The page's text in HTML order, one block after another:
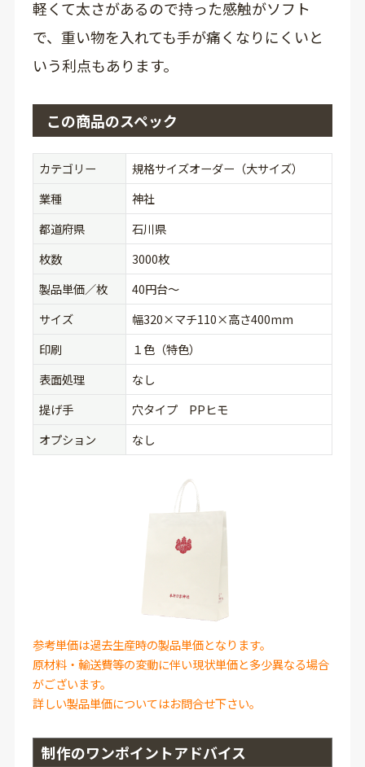
軽くて太さがあるので持った感触がソフト
で、重い物を入れても手が痛くなりにくいと
いう利点もあります。
この商品のスペック
カテゴリー
規格サイズオーダー（大サイズ）
業種
神社
都道府県
石川県
枚数
3000枚
製品単価／枚
40円台〜
サイズ
幅320×マチ110×高さ400mm
印刷
１色（特色）
表面処理
なし
提げ手
穴タイプ PPヒモ
オプション
なし
参考単価は過去生産時の製品単価となります。
原材料・輸送費等の変動に伴い現状単価と多少異なる場合
がございます。
詳しい製品単価についてはお問合せ下さい。
制作のワンポイントアドバイス